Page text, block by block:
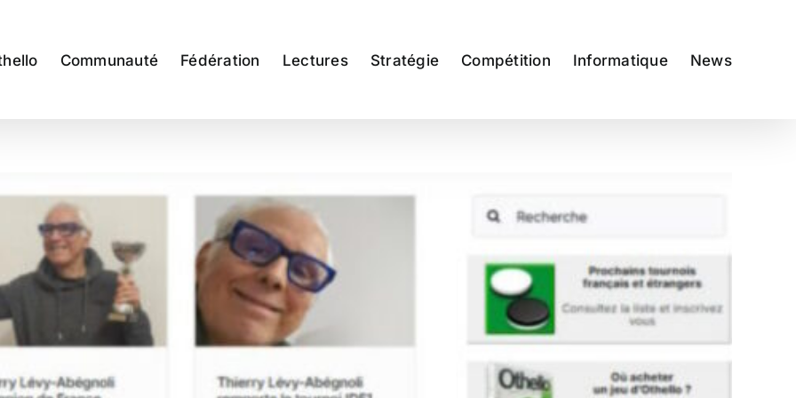
Communauté Fédération Lectures Stratégie Compétition Informatique News